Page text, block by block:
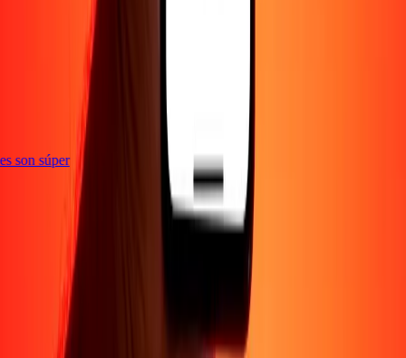
son súper
Blog Corporativo